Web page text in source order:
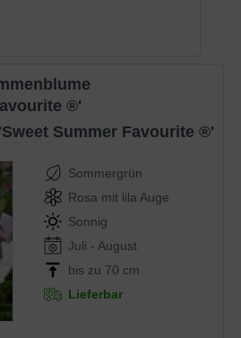
®'
'Sweet Summer Favourite ®'
Sommergrün
Rosa mit lila Auge
Sonnig
Juli - August
bis zu 70 cm
Lieferbar